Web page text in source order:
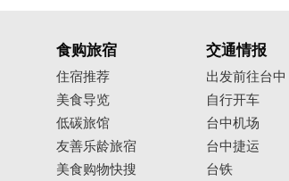
食购旅宿
住宿推荐
美食导览
低碳旅馆
友善乐龄旅宿
美食购物快搜
交通情报
出发前往台中
自行开车
台中机场
台中捷运
台铁